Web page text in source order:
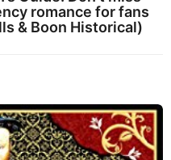
romance for fans
& Boon Historical)